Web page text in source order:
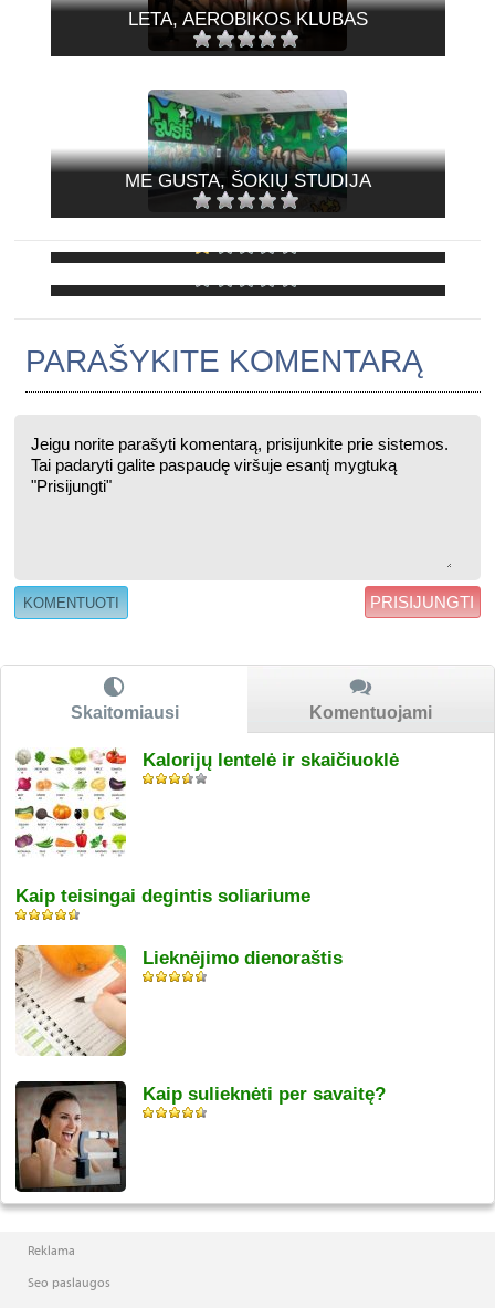
LETA, AEROBIKOS KLUBAS
ME GUSTA, ŠOKIŲ STUDIJA
DANZA M, ŠOKIŲ KLUBAS
PARAŠYKITE KOMENTARĄ
PRISIJUNGTI
Skaitomiausi Komentuojami
Kalorijų lentelė ir skaičiuoklė
Kaip teisingai degintis soliariume
Lieknėjimo dienoraštis
Kaip sulieknėti per savaitę?
Reklama
Seo paslaugos